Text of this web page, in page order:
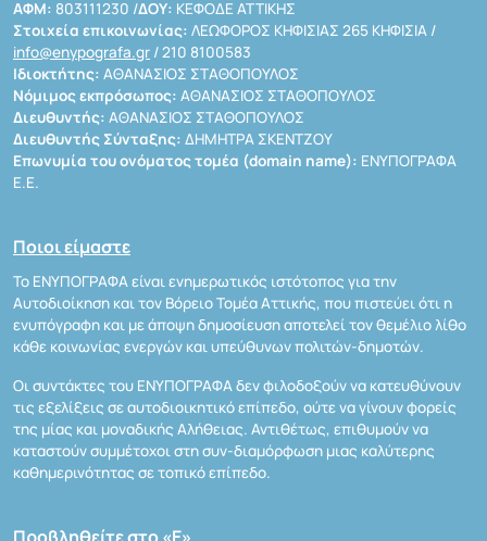
ΑΦΜ: 803111230 /ΔΟΥ: ΚΕΦΟΔΕ ΑΤΤΙΚΗΣ
Στοιχεία επικοινωνίας: ΛΕΩΦΟΡΟΣ ΚΗΦΙΣΙΑΣ 265 ΚΗΦΙΣΙΑ /
info@enypografa.gr / 210 8100583
Ιδιοκτήτης: ΑΘΑΝΑΣΙΟΣ ΣΤΑΘΟΠΟΥΛΟΣ
Νόμιμος εκπρόσωπος: ΑΘΑΝΑΣΙΟΣ ΣΤΑΘΟΠΟΥΛΟΣ
Διευθυντής: ΑΘΑΝΑΣΙΟΣ ΣΤΑΘΟΠΟΥΛΟΣ
Διευθυντής Σύνταξης: ΔΗΜΗΤΡΑ ΣΚΕΝΤΖΟΥ
Επωνυμία του ονόματος τομέα (domain name): ΕΝΥΠΟΓΡΑΦΑ
Ε.Ε.
Ποιοι είμαστε
Το ΕΝΥΠΟΓΡΑΦΑ είναι ενημερωτικός ιστότοπος για την
Αυτοδιοίκηση και τον Βόρειο Τομέα Αττικής, που πιστεύει ότι η
ενυπόγραφη και με άποψη δημοσίευση αποτελεί τον θεμέλιο λίθο
κάθε κοινωνίας ενεργών και υπεύθυνων πολιτών-δημοτών.
Οι συντάκτες του ΕΝΥΠΟΓΡΑΦΑ δεν φιλοδοξούν να κατευθύνουν
τις εξελίξεις σε αυτοδιοικητικό επίπεδο, ούτε να γίνουν φορείς
της μίας και μοναδικής Αλήθειας. Αντιθέτως, επιθυμούν να
καταστούν συμμέτοχοι στη συν-διαμόρφωση μιας καλύτερης
καθημερινότητας σε τοπικό επίπεδο.